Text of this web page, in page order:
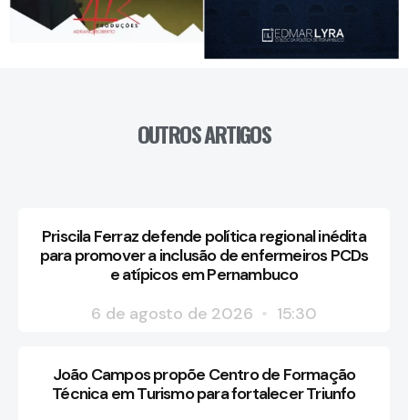
OUTROS ARTIGOS
Priscila Ferraz defende política regional inédita
para promover a inclusão de enfermeiros PCDs
e atípicos em Pernambuco
6 de agosto de 2026
15:30
João Campos propõe Centro de Formação
Técnica em Turismo para fortalecer Triunfo